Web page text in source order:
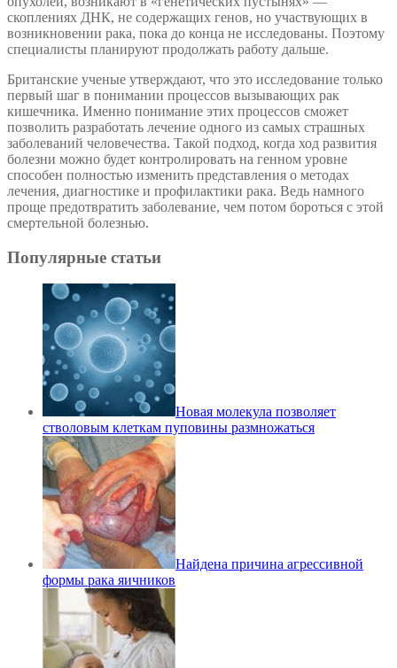
скоплениях ДНК, не содержащих генов, но участвующих в
возникновении рака, пока до конца не исследованы. Поэтому
специалисты планируют продолжать работу дальше.
Британские ученые утверждают, что это исследование только
первый шаг в понимании процессов вызывающих рак
кишечника. Именно понимание этих процессов сможет
позволить разработать лечение одного из самых страшных
заболеваний человечества. Такой подход, когда ход развития
болезни можно будет контролировать на генном уровне
способен полностью изменить представления о методах
лечения, диагностике и профилактики рака. Ведь намного
проще предотвратить заболевание, чем потом бороться с этой
смертельной болезнью.
Популярные статьи
Новая молекула позволяет
стволовым клеткам пуповины размножаться
Найдена причина агрессивной
формы рака яичников